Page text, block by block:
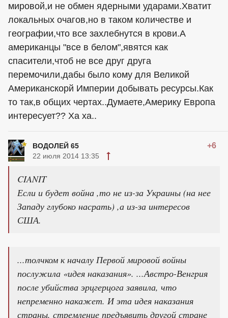
мировой,и не обмен ядерными ударами.Хватит
локальных очагов,но в таком количестве и
географии,что все захлебнутся в крови.А
американцы "все в белом",явятся как
спасители,чтоб не все друг друга
перемочили,дабы было кому для Великой
Американскорй Империи добывать ресурсы.Как
то так,в общих чертах..Думаете,Америку Европа
интересует?? Ха ха..
ВОДОЛЕЙ 65 +6
22 июля 2014 13:35
CIANIT
Если и будет война ,то не из-за Украины (на нее
Западу глубоко насрать) ,а из-за интересов
США.
...толчком к началу Первой мировой войны
послужила «идея наказания». ...Австро-Венгрия
после убийства эрцгерцога заявила, что
непременно накажет. И эта идея наказания
страны, стремление предъявить другой стране